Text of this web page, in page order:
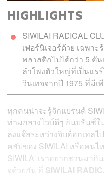
HIGHLIGHTS
SIWILAI RADICAL
เฟอร์นิเจอร์ด้วย เฉพา
พลาสติกไปได้กว่า 5 ตั
ลำโพงตัวใหญ่ที่เป็นแร
วินเทจจากปี 1975 ที่มีเ
ทุกคนน่าจะรู้จักแบรนด์
ท่ามกลางไวบ์ดีๆ กินบรันช์ใ
ลงแจ๊สระหว่างจิบค็อกเทลไ
คลับของ SIWILAI หรือคนไ
SIWILAI เราอยากชวนมากิ
จด้วยกัน ที่ SIWILAI